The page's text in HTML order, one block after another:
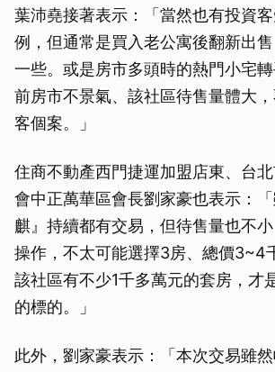
葉沛堯接著表示：「當然也有投資
例，但通常是買入老公寓後翻新出
一些。或是房市多頭時的熱門小宅
前房市不景氣、該社區待售量體大
客個案。」
住商不動產西門捷運加盟店東、台
會中正萬華區會長劉家豪也表示：
麒』持續都有交易，但待售量也不
操作，不太可能選擇3房、總價3~4
該社區有不少1千多萬元的套房，才
的標的。」
此外，劉家豪表示：「本次交易雖